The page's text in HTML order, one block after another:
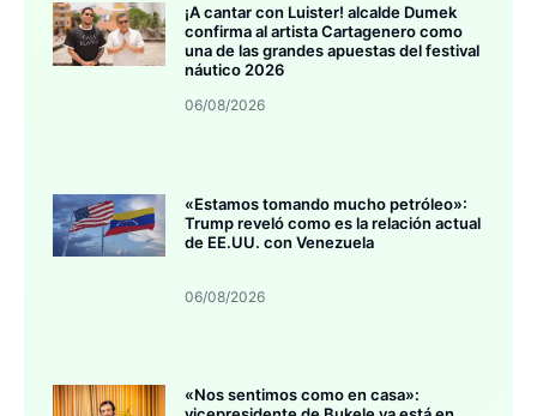
¡A cantar con Luister! alcalde Dumek
confirma al artista Cartagenero como
una de las grandes apuestas del festival
náutico 2026
06/08/2026
«Estamos tomando mucho petróleo»:
Trump reveló como es la relación actual
de EE.UU. con Venezuela
06/08/2026
«Nos sentimos como en casa»: